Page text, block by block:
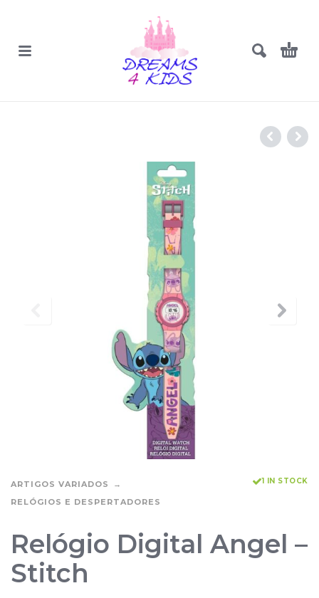
ARTIGOS VARIADOS
RELÓGIOS E DESPERTADORES
1 IN STOCK
Relógio Digital Angel –
Stitch